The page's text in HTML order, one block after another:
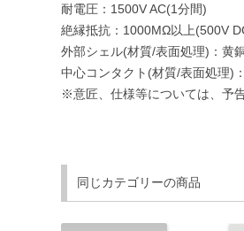
耐電圧：1500V AC(1分間)
絶縁抵抗：1000MΩ以上(500V
外部シェル(材質/表面処理)：黄
中心コンタクト(材質/表面処理)
※意匠、仕様等については、予
同じカテゴリーの商品